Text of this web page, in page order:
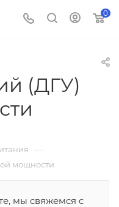
0
(ДГУ)
—
мощности
мы свяжемся с